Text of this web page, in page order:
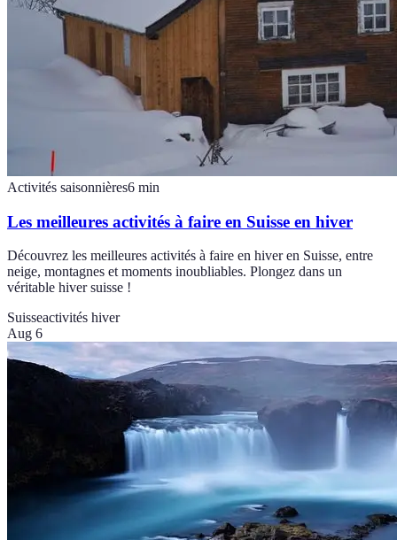
Activités saisonnières6 min
Les meilleures activités à faire en Suisse en hiver
Découvrez les meilleures activités à faire en hiver en Suisse, entre
neige, montagnes et moments inoubliables. Plongez dans un
véritable hiver suisse !
Suisseactivités hiver
Aug 6